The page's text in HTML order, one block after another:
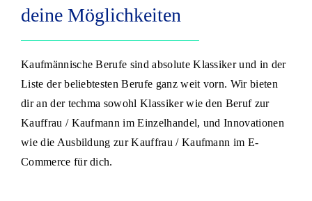
deine Möglichkeiten
Kaufmännische Berufe sind absolute Klassiker und in der
Liste der beliebtesten Berufe ganz weit vorn. Wir bieten
dir an der techma sowohl Klassiker wie den Beruf zur
Kauffrau / Kaufmann im Einzelhandel, und Innovationen
wie die Ausbildung zur Kauffrau / Kaufmann im E-
Commerce für dich.